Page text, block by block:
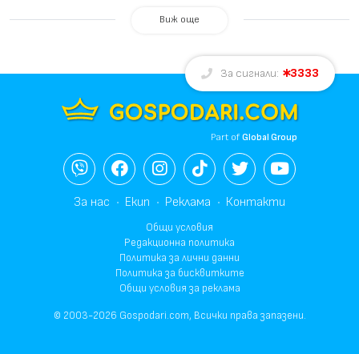
Виж още
За сигнали: 3333
Part ofGlobal Group
За нас Екип Реклама Контакти
Общи условия
Редакционна политика
Политика за лични данни
Политика за бисквитките
Общи условия за реклама
© 2003-2026 Gospodari.com, Всички права запазени.